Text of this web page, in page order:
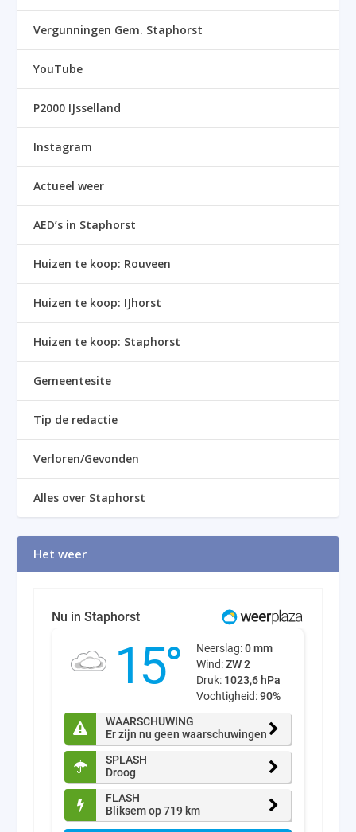
Vergunningen Gem. Staphorst
YouTube
P2000 IJsselland
Instagram
Actueel weer
AED’s in Staphorst
Huizen te koop: Rouveen
Huizen te koop: IJhorst
Huizen te koop: Staphorst
Gemeentesite
Tip de redactie
Verloren/Gevonden
Alles over Staphorst
Het weer